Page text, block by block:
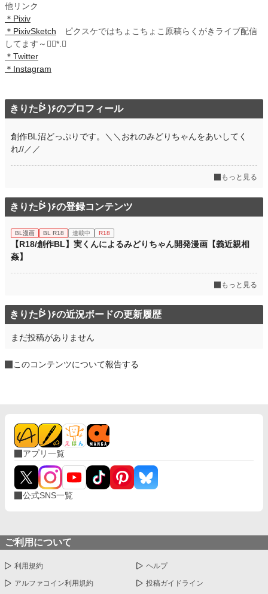
他リンク
＊Pixiv
＊PixivSketch ピクスケではちょこちょこ原稿らくがきライブ配信
してます～❁⃘*.ﾟ
＊Twitter
＊Instagram
きりたᐖ )۶のプロフィール
創作BL沼どっぷりです。＼＼おれのみどりちゃんをあいしてく
れ//／／
もっと見る
きりたᐖ )۶の登録コンテンツ
BL漫画 BL R18 連載中 R18
【R18/創作BL】実くんによるみどりちゃん開発漫画【義近親相
姦】
もっと見る
きりたᐖ )۶の近況ボードの更新履歴
まだ投稿がありません
このコンテンツについて報告する
アプリ一覧
公式SNS一覧
ご利用について
利用規約 ヘルプ
アルファコイン利用規約 投稿ガイドライン